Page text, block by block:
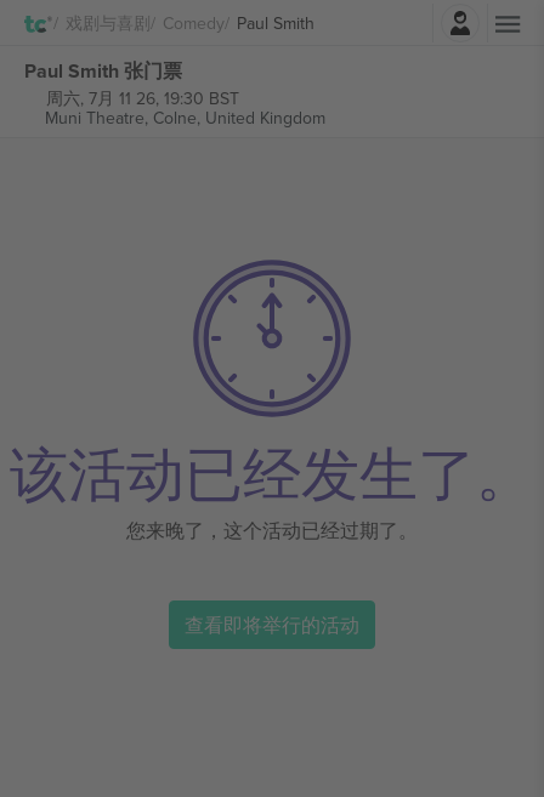
戏剧与喜剧 Comedy Paul Smith
Paul Smith 张门票
周六, 7月 11 26, 19:30 BST
Muni Theatre, Colne, United Kingdom
该活动已经发生了。
您来晚了，这个活动已经过期了。
查看即将举行的活动